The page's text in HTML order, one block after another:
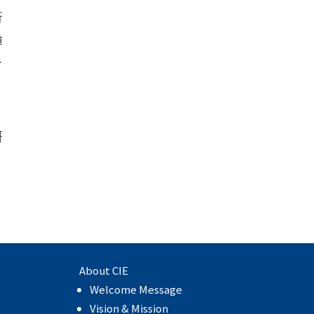
About CIE
Welcome Message
Vision & Mission